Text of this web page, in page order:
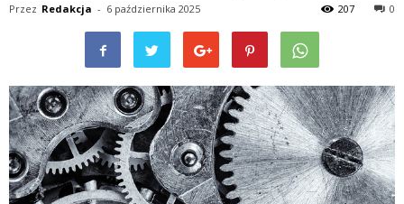
Przez Redakcja - 6 października 2025 0
207